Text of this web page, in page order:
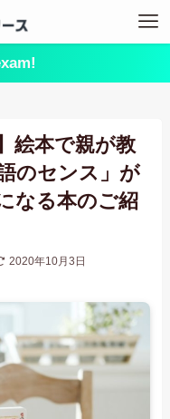
絵本で親が教
のセンス」が
なる本のご紹
2020年10月3日